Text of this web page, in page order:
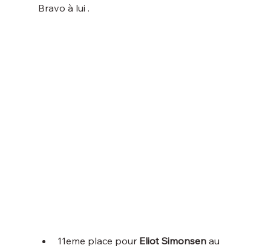
Bravo à lui .
11eme place pour Eliot Simonsen au